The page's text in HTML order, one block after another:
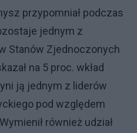
przypomniał podczas
jednym z
Stanów Zjednoczonych
na 5 proc. wkład
ją jednym z liderów
pod względem
również udział